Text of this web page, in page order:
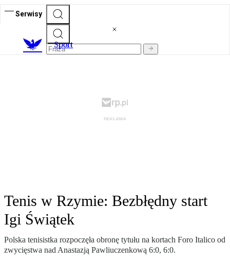
Serwisy
Sport
Tenis w Rzymie: Bezbłędny start
Igi Świątek
Polska tenisistka rozpoczęła obronę tytułu na kortach Foro Italico od
zwycięstwa nad Anastazją Pawliuczenkową 6:0, 6:0.